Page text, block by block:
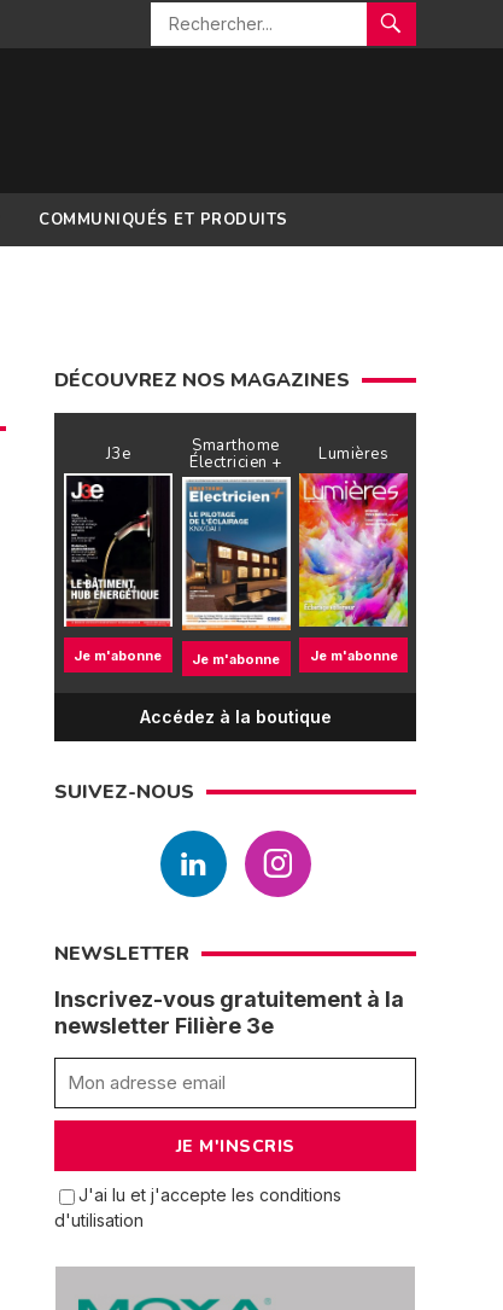
COMMUNIQUÉS ET PRODUITS
DÉCOUVREZ NOS MAGAZINES
J3e
Je m'abonne
Smarthome
Électricien +
Je m'abonne
Lumières
Je m'abonne
Accédez à la boutique
SUIVEZ-NOUS
NEWSLETTER
Inscrivez-vous gratuitement à la
newsletter Filière 3e
J'ai lu et j'accepte les conditions
d'utilisation